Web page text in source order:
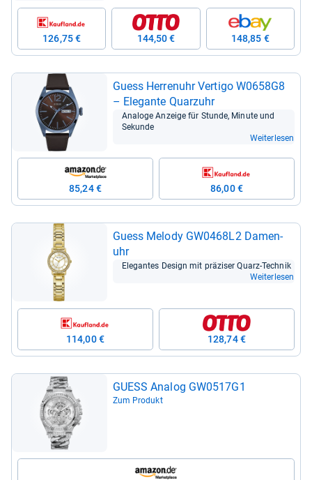
126,75 € 144,50 € 148,85 €
Guess Her­ren­uhr Ver­tigo W0658G8
– Ele­gante Quarz­uhr
Ana­loge Anzeige für Stunde, Minute und
Sekunde
Weiterlesen
85,24 € 86,00 €
Guess Melody GW0468L2 Damen­
uhr
Ele­gan­tes Design mit prä­zi­ser Quarz-​Tech­nik
Weiterlesen
114,00 € 128,74 €
GUESS Ana­log GW0517G1
Zum Produkt